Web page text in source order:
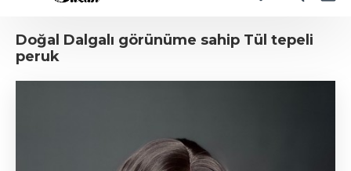
Doğal Dalgalı görünüme sahip Tül tepeli
peruk